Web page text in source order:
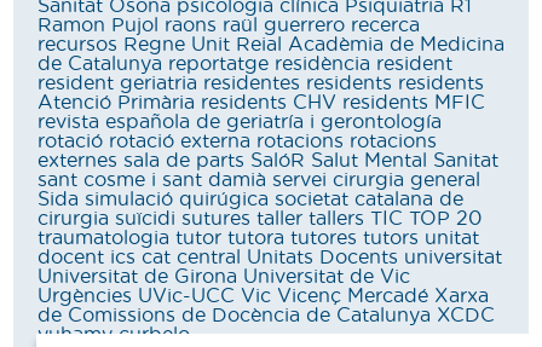
Sanitat Osona psicologia clínica Psiquiatria R1
Ramon Pujol raons raül guerrero recerca
recursos Regne Unit Reial Acadèmia de Medicina
de Catalunya reportatge residència resident
resident geriatria residentes residents residents
Atenció Primària residents CHV residents MFIC
revista española de geriatría i gerontología
rotació rotació externa rotacions rotacions
externes sala de parts SalóR Salut Mental Sanitat
sant cosme i sant damià servei cirurgia general
Sida simulació quirúgica societat catalana de
cirurgia suïcidi sutures taller tallers TIC TOP 20
traumatologia tutor tutora tutores tutors unitat
docent ics cat central Unitats Docents universitat
Universitat de Girona Universitat de Vic
Urgències UVic-UCC Vic Vicenç Mercadé Xarxa
de Comissions de Docència de Catalunya XCDC
yuhamy curbelo